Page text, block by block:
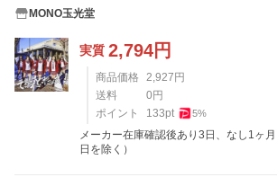
MONO玉光堂
実質 2,794円
商品価格 2,927 円
送料
0 円
ポイント
133pt 5%
メーカー在庫確認後あり3日、なし1ヶ
日を除く）